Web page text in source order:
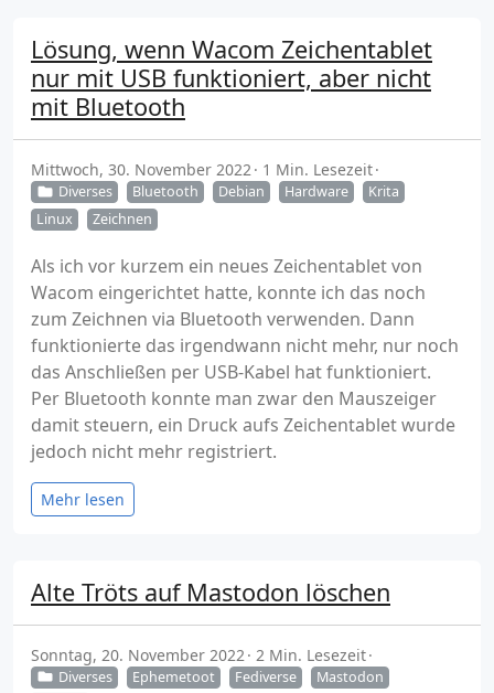
Lösung, wenn Wacom Zeichentablet
nur mit USB funktioniert, aber nicht
mit Bluetooth
Mittwoch, 30. November 2022 1 Min. Lesezeit
Diverses Bluetooth Debian Hardware
Krita
Linux
Zeichnen
Als ich vor kurzem ein neues Zeichentablet von
Wacom eingerichtet hatte, konnte ich das noch
zum Zeichnen via Bluetooth verwenden. Dann
funktionierte das irgendwann nicht mehr, nur noch
das Anschließen per USB-Kabel hat funktioniert.
Per Bluetooth konnte man zwar den Mauszeiger
damit steuern, ein Druck aufs Zeichentablet wurde
jedoch nicht mehr registriert.
Mehr lesen
Alte Tröts auf Mastodon löschen
Sonntag, 20. November 2022 2 Min. Lesezeit
Diverses Ephemetoot Fediverse
Mastodon